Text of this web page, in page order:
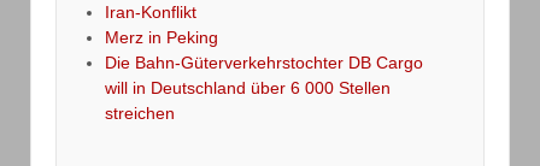
Iran-Konflikt
Merz in Peking
Die Bahn-Güterverkehrstochter DB Cargo
will in Deutschland über 6 000 Stellen
streichen